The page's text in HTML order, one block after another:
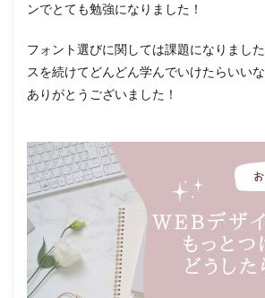
ンでとても勉強になりました！
フォント選びに関しては課題になりまし
スを続けてどんどん学んでいけたらいいな
ありがとうございました！